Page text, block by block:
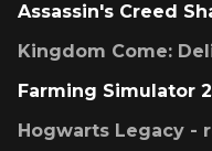
Assassin's Creed
Kingdom Come:
Farming Simulator
Hogwarts Legacy -